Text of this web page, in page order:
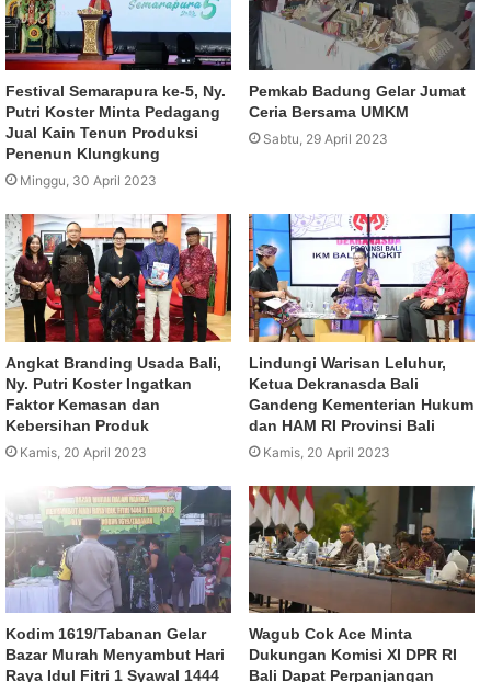
Festival Semarapura ke-5, Ny.
Putri Koster Minta Pedagang
Jual Kain Tenun Produksi
Penenun Klungkung
Minggu, 30 April 2023
Pemkab Badung Gelar Jumat
Ceria Bersama UMKM
Sabtu, 29 April 2023
Angkat Branding Usada Bali,
Ny. Putri Koster Ingatkan
Faktor Kemasan dan
Kebersihan Produk
Kamis, 20 April 2023
Lindungi Warisan Leluhur,
Ketua Dekranasda Bali
Gandeng Kementerian Hukum
dan HAM RI Provinsi Bali
Kamis, 20 April 2023
Kodim 1619/Tabanan Gelar
Bazar Murah Menyambut Hari
Raya Idul Fitri 1 Syawal 1444
Wagub Cok Ace Minta
Dukungan Komisi XI DPR RI
Bali Dapat Perpanjangan